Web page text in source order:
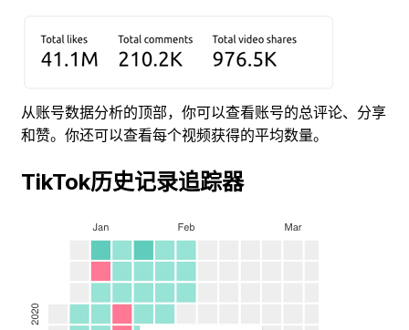
从账号数据分析的顶部，你可以查看账号的总评论、分享
和赞。你还可以查看每个视频获得的平均数量。
TikTok历史记录追踪器